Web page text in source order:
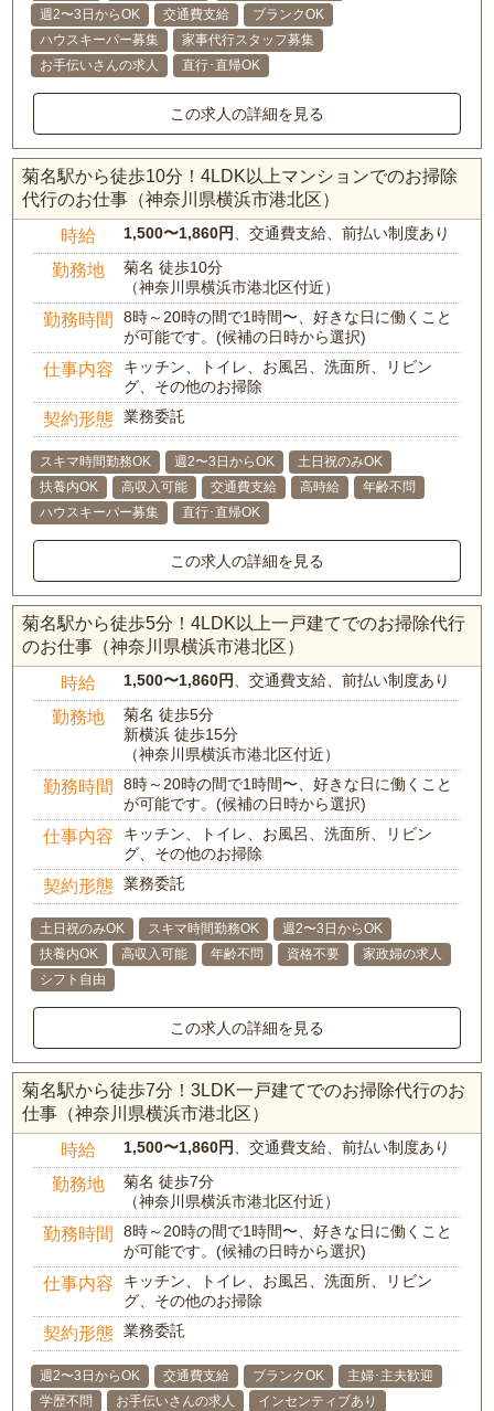
週2〜3日からOK 交通費支給
ブランクOK
ハウスキーパー募集
家事代行スタッフ募集
お手伝いさんの求人
直行･直帰OK
この求人の詳細を見る
菊名駅から徒歩10分！4LDK以上マンションでのお掃除
代行のお仕事（神奈川県横浜市港北区）
時給 1,500〜1,860円、交通費支給、前払い制度あり
勤務地
菊名 徒歩10分
（神奈川県横浜市港北区付近）
勤務時間
8時～20時の間で1時間〜、好きな日に働くこと
が可能です。(候補の日時から選択)
仕事内容
キッチン、トイレ、お風呂、洗面所、リビン
グ、その他のお掃除
契約形態 業務委託
スキマ時間勤務OK 週2〜3日からOK
土日祝のみOK
扶養内OK
高収入可能 交通費支給 高時給
年齢不問
ハウスキーパー募集
直行･直帰OK
この求人の詳細を見る
菊名駅から徒歩5分！4LDK以上一戸建てでのお掃除代行
のお仕事（神奈川県横浜市港北区）
時給 1,500〜1,860円、交通費支給、前払い制度あり
勤務地
菊名 徒歩5分
新横浜 徒歩15分
（神奈川県横浜市港北区付近）
勤務時間
8時～20時の間で1時間〜、好きな日に働くこと
が可能です。(候補の日時から選択)
仕事内容
キッチン、トイレ、お風呂、洗面所、リビン
グ、その他のお掃除
契約形態 業務委託
土日祝のみOK スキマ時間勤務OK
週2〜3日からOK
扶養内OK
高収入可能 年齢不問 資格不要
家政婦の求人
シフト自由
この求人の詳細を見る
菊名駅から徒歩7分！3LDK一戸建てでのお掃除代行のお
仕事（神奈川県横浜市港北区）
時給 1,500〜1,860円、交通費支給、前払い制度あり
勤務地
菊名 徒歩7分
（神奈川県横浜市港北区付近）
勤務時間
8時～20時の間で1時間〜、好きな日に働くこと
が可能です。(候補の日時から選択)
仕事内容
キッチン、トイレ、お風呂、洗面所、リビン
グ、その他のお掃除
契約形態 業務委託
週2〜3日からOK 交通費支給 ブランクOK
主婦･主夫歓迎
学歴不問
お手伝いさんの求人 インセンティブあり